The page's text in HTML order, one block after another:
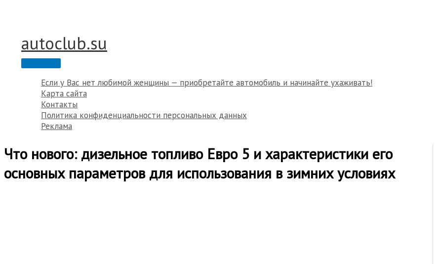
autoclub.su
Главное
Если у Вас нет любимой женщины — приобретайте автомобиль и начинайте ухаживать!
Карта сайта
Контакты
Политика конфиденциальности персональных данных
Реклама
Что нового: дизельное топливо Евро 5 и характеристики его
основных параметров для использования в зимних условиях